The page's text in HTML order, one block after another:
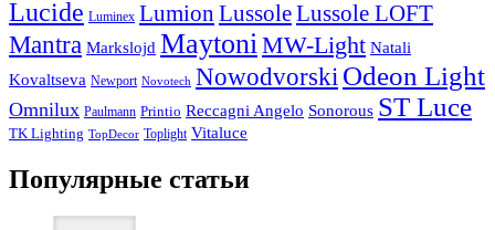
Lucide Luminex Lumion LussoleLussole LOFT
Mantra Markslojd Maytoni MW-Light Natali
Kovaltseva Newport Novotech Nowodvorski Odeon Light
Omnilux Paulmann Printio Reccagni Angelo Sonorous ST Luce
TK Lighting TopDecor Toplight Vitaluce
Популярные статьи